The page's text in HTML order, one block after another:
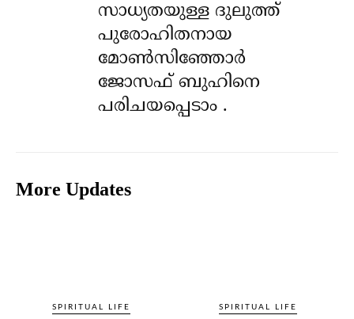
സാധ്യതയുള്ള ദുലുത്ത്
പുരോഹിതനായ
മോൺസിഞ്ഞോർ
ജോസഫ് ബുഹിനെ
പരിചയപ്പെടാം .
More Updates
SPIRITUAL LIFE SPIRITUAL LIFE